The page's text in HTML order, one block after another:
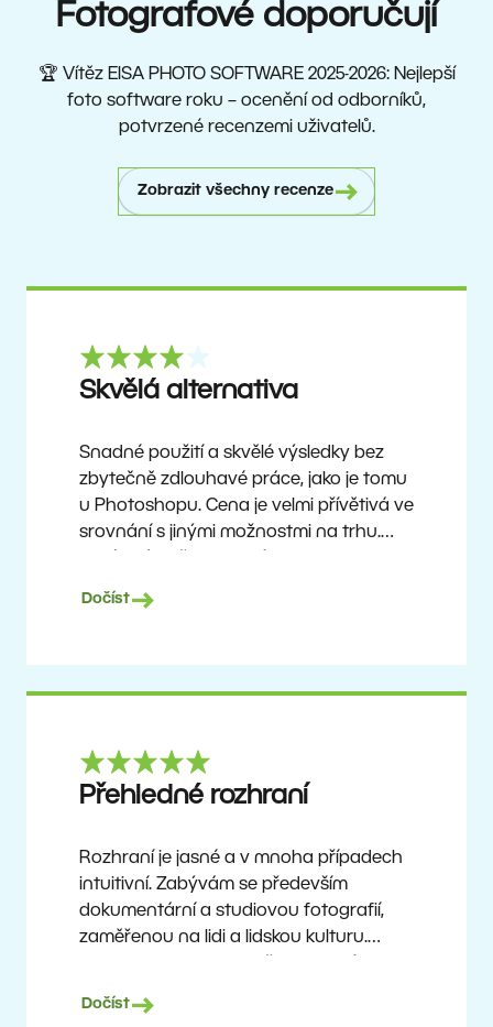
Fotografové doporučují
🏆 Vítěz EISA PHOTO SOFTWARE 2025-2026: Nejlepší
foto software roku – ocenění od odborníků,
potvrzené recenzemi uživatelů.
Zobrazit všechny recenze
Skvělá alternativa
Snadné použití a skvělé výsledky bez
zbytečně zdlouhavé práce, jako je tomu
u Photoshopu. Cena je velmi přívětivá ve
srovnání s jinými možnostmi na trhu.
uživatelům, kteří chtějí dosáhnout
pokročilejší funkce, jakmile si na program
Ron
Dočíst
Přehledné rozhraní
Rozhraní je jasné a v mnoha případech
intuitivní. Zabývám se především
dokumentární a studiovou fotografií,
zaměřenou na lidi a lidskou kulturu.
a vylepšuje. Už asi 6 let je mým hlavním
Dočíst